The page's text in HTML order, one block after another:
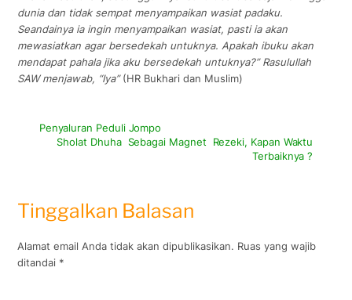
dunia dan tidak sempat menyampaikan wasiat padaku.
Seandainya ia ingin menyampaikan wasiat, pasti ia akan
mewasiatkan agar bersedekah untuknya. Apakah ibuku akan
mendapat pahala jika aku bersedekah untuknya?” Rasulullah
SAW menjawab, “Iya”(HR Bukhari dan Muslim)
Penyaluran Peduli Jompo
Sholat Dhuha Sebagai Magnet Rezeki, Kapan Waktu
Terbaiknya ?
Tinggalkan Balasan
Alamat email Anda tidak akan dipublikasikan. Ruas yang wajib
ditandai *